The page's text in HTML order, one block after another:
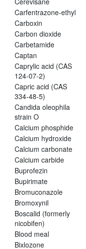
Carfentrazone-ethyl
Carboxin
Carbon dioxide
Carbetamide
Captan
Caprylic acid (CAS
124-07-2)
Capric acid (CAS
334-48-5)
Candida oleophila
strain O
Calcium phosphide
Calcium hydroxide
Calcium carbonate
Calcium carbide
Buprofezin
Bupirimate
Bromuconazole
Bromoxynil
Boscalid (formerly
nicobifen)
Blood meal
Bixlozone